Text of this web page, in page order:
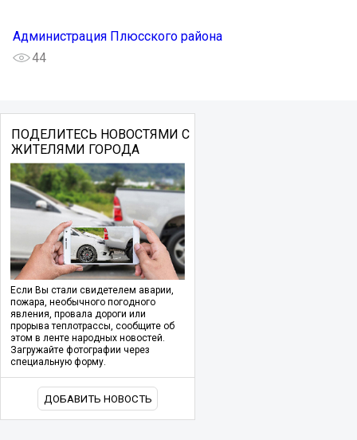
Администрация Плюсского района
44
ПОДЕЛИТЕСЬ НОВОСТЯМИ С
ЖИТЕЛЯМИ ГОРОДА
Если Вы стали свидетелем аварии,
пожара, необычного погодного
явления, провала дороги или
прорыва теплотрассы, сообщите об
этом в ленте народных новостей.
Загружайте фотографии через
специальную форму.
ДОБАВИТЬ НОВОСТЬ